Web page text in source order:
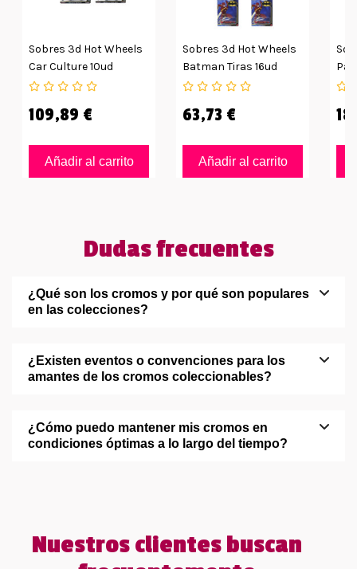
Sobres 3d Hot Wheels
Car Culture 10ud
109,89 €
Añadir al carrito
Sobres 3d Hot Wheels
Batman Tiras 16ud
63,73 €
Añadir al carrito
Dudas frecuentes
¿Qué son los cromos y por qué son populares
en las colecciones?
¿Existen eventos o convenciones para los
amantes de los cromos coleccionables?
¿Cómo puedo mantener mis cromos en
condiciones óptimas a lo largo del tiempo?
Nuestros clientes buscan